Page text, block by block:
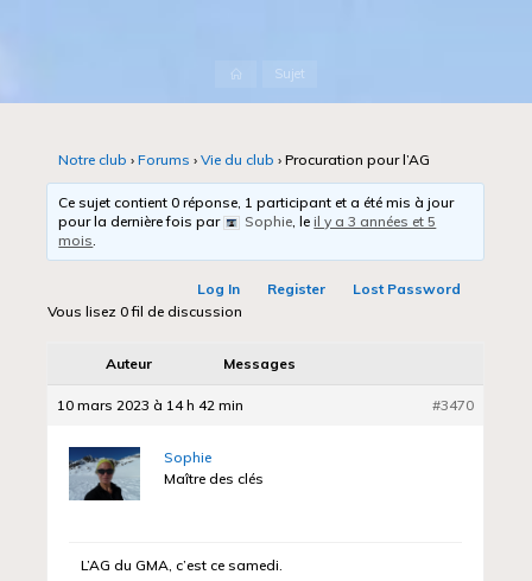
AccueilSujet
Notre club › Forums › Vie du club › Procuration pour l’AG
Ce sujet contient 0 réponse, 1 participant et a été mis à jour
pour la dernière fois par
Sophie, leil y a 3 années et 5
mois.
Log In Register
Lost Password
Vous lisez 0 fil de discussion
Auteur Messages
10 mars 2023 à 14 h 42 min #3470
Sophie
Maître des clés
L’AG du GMA, c’est ce samedi.